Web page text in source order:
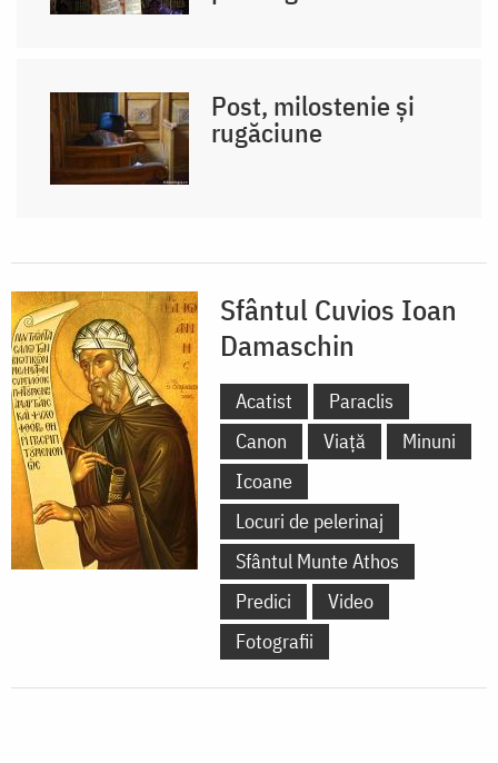
Post, milostenie și
rugăciune
Sfântul Cuvios Ioan
Damaschin
Acatist
Paraclis
Canon
Viață
Minuni
Icoane
Locuri de pelerinaj
Sfântul Munte Athos
Predici
Video
Fotografii